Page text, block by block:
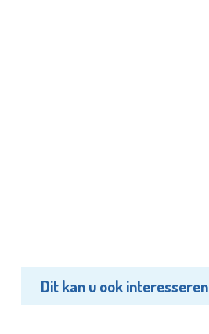
Dit kan u ook interesseren